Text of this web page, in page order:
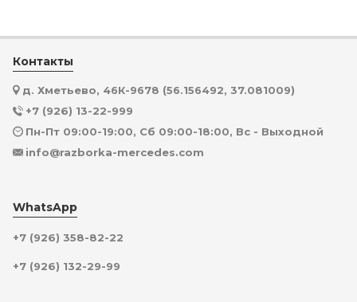
Контакты
д. Хметьево, 46К-9678 (56.156492, 37.081009)
+7 (926) 13-22-999
Пн-Пт 09:00-19:00, Сб 09:00-18:00, Вс - Выходной
info@razborka-mercedes.com
WhatsApp
+7 (926) 358-82-22
+7 (926) 132-29-99